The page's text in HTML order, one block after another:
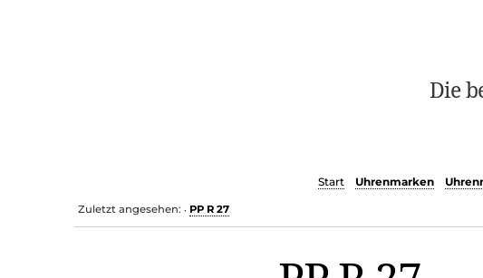
Die
Start
Uhrenmarken
Zuletzt angesehen: • PP R 27